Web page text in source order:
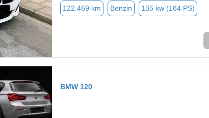
122.469 km Benzin 135 kw (184 PS)
BMW 120